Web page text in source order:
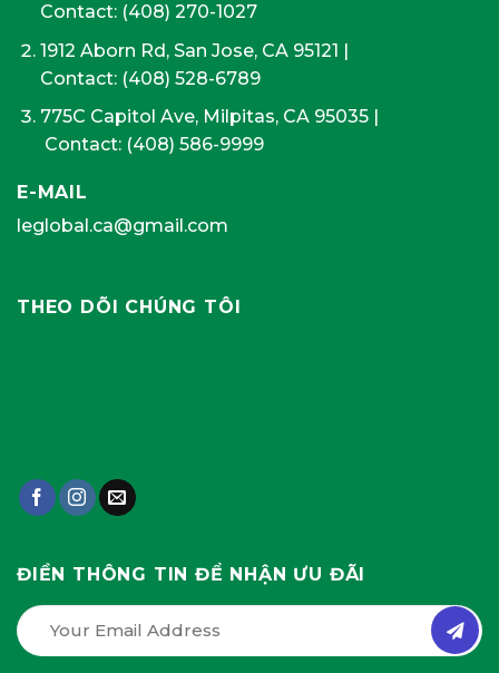
Contact: (408) 270-1027
1912 Aborn Rd, San Jose, CA 95121 |
Contact: (408) 528-6789
775C Capitol Ave, Milpitas, CA 95035|
Contact: (408) 586-9999
E-MAIL
leglobal.ca@gmail.com
THEO DÕI CHÚNG TÔI
ĐIỀN THÔNG TIN ĐỂ NHẬN ƯU ĐÃI